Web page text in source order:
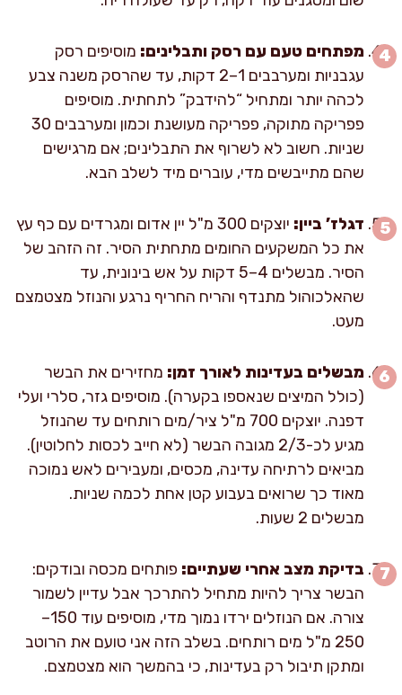
מפתחים טעם עם רסק ותבלינים: מוסיפים רסק
עגבניות ומערבבים 1–2 דקות, עד שהרסק משנה צבע
לכהה יותר ומתחיל “להידבק” לתחתית. מוסיפים
פפריקה מתוקה, פפריקה מעושנת וכמון ומערבבים 30
שניות. חשוב לא לשרוף את התבלינים; אם מרגישים
שהם מתייבשים מדי, עוברים מיד לשלב הבא.
דגלז’ ביין:
יוצקים 300 מ"ל יין אדום ומגרדים עם כף עץ
את כל המשקעים החומים מתחתית הסיר. זה הזהב של
הסיר. מבשלים 4–5 דקות על אש בינונית, עד
שהאלכוהול מתנדף והריח החריף נרגע והנוזל מצטמצם
מעט.
מבשלים בעדינות לאורך זמן: מחזירים את הבשר
(כולל המיצים שנאספו בקערה). מוסיפים גזר, סלרי ועלי
דפנה. יוצקים 700 מ"ל ציר/מים רותחים עד שהנוזל
מגיע לכ-2/3 מגובה הבשר (לא חייב לכסות לחלוטין).
מביאים לרתיחה עדינה, מכסים, ומעבירים לאש נמוכה
מאוד כך שרואים בעבוע קטן אחת לכמה שניות.
מבשלים 2 שעות.
בדיקת מצב אחרי שעתיים: פותחים מכסה ובודקים:
הבשר צריך להיות מתחיל להתרכך אבל עדיין לשמור
צורה. אם הנוזלים ירדו נמוך מדי, מוסיפים עוד 150–
250 מ"ל מים רותחים. בשלב הזה אני טועם את הרוטב
ומתקן תיבול רק בעדינות, כי בהמשך הוא מצטמצם.